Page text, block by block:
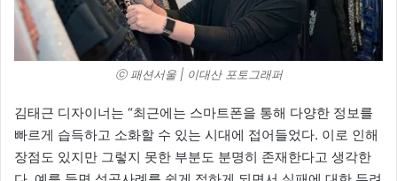
ⓒ 패션서울 | 이대산 포토그래퍼
김태근 디자이너는 “최근에는 스마트폰을 통해 다양한 정보를
빠르게 습득하고 소화할 수 있는 시대에 접어들었다. 이로 인해
장점도 있지만 그렇지 못한 부분도 분명히 존재한다고 생각한